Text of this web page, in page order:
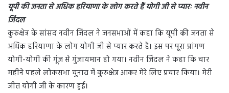
यूपी की जनता से अधिक हरियाणा के लोग करते हैं योगी जी से प्यारः नवीन
जिंदल
कुरुक्षेत्र के सांसद नवीन जिंदल ने जनसभाओं में कहा कि यूपी की जनता से
अधिक हरियाणा के लोग योगी जी से प्यार करते हैं। इस पर पूरा प्रांगण
योगी-योगी की गूंज से गुंजायमान हो गया। नवीन जिंदल ने कहा कि चार
महीने पहले लोकसभा चुनाव में कुरुक्षेत्र आकर मेरे लिए प्रचार किया। मेरी
जीत योगी जी के कारण हुई।